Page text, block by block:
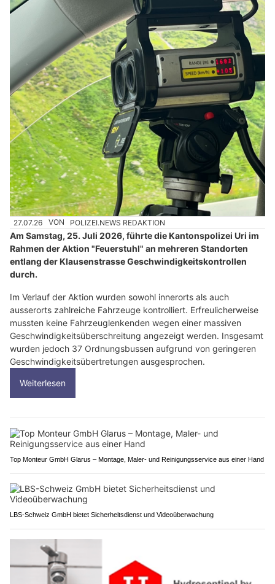
27.07.26 VON POLIZEI.NEWS REDAKTION
Am Samstag, 25. Juli 2026, führte die Kantonspolizei Uri im
Rahmen der Aktion "Feuerstuhl" an mehreren Standorten
entlang der Klausenstrasse Geschwindigkeitskontrollen
durch.
Im Verlauf der Aktion wurden sowohl innerorts als auch
ausserorts zahlreiche Fahrzeuge kontrolliert. Erfreulicherweise
mussten keine Fahrzeuglenkenden wegen einer massiven
Geschwindigkeitsüberschreitung angezeigt werden. Insgesamt
wurden jedoch 37 Ordnungsbussen aufgrund von geringeren
Geschwindigkeitsübertretungen ausgesprochen.
Weiterlesen
Top Monteur GmbH Glarus – Montage, Maler- und Reinigungsservice aus einer Hand
LBS-Schweiz GmbH bietet Sicherheitsdienst und Videoüberwachung